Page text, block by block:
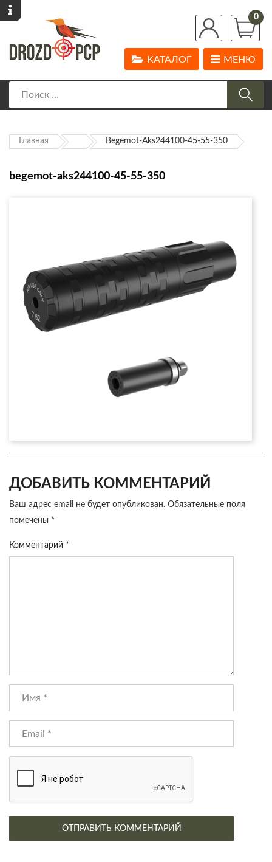
0
МЕНЮ
КАТАЛОГ
Главная Begemot-Aks244100-45-55-350
begemot-aks244100-45-55-350
ДОБАВИТЬ КОММЕНТАРИЙ
Ваш адрес email не будет опубликован. Обязательные поля
помечены *
Комментарий *